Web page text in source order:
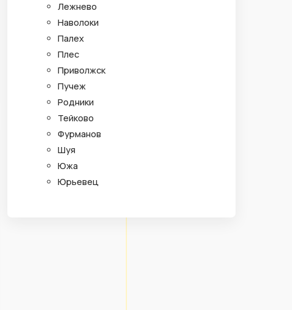
Лежнево
Наволоки
Палех
Плес
Приволжск
Пучеж
Родники
Тейково
Фурманов
Шуя
Южа
Юрьевец